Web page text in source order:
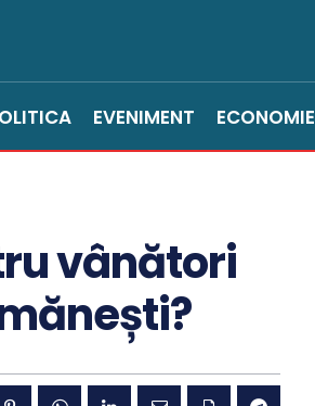
EVENIMENT ECONOMIE
vânători